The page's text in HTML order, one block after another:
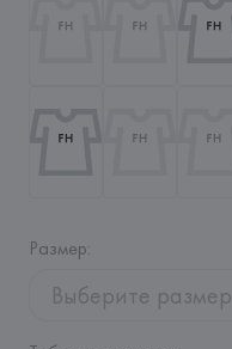
Размер:
Выберите размер